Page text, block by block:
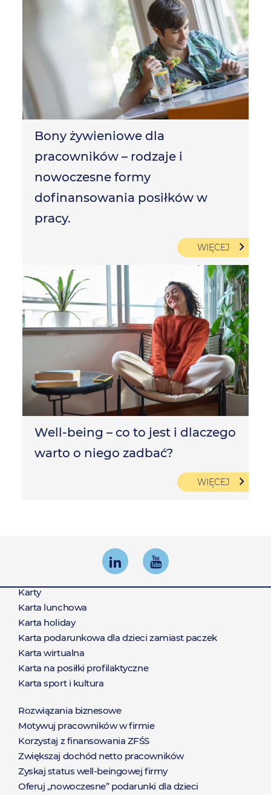
Bony żywieniowe dla
pracowników – rodzaje i
nowoczesne formy
dofinansowania posiłków w
pracy.
WIĘCEJ
Well-being – co to jest i dlaczego
warto o niego zadbać?
WIĘCEJ
Produkty
Karty
Karta lunchowa
Karta holiday
Karta podarunkowa dla dzieci zamiast paczek
Karta wirtualna
Karta na posiłki profilaktyczne
Karta sport i kultura
Rozwiązania
Rozwiązania biznesowe
Motywuj pracowników w firmie
Korzystaj z finansowania ZFŚS
Zwiększaj dochód netto pracowników
Zyskaj status well-beingowej firmy
Oferuj „nowoczesne” podarunki dla dzieci